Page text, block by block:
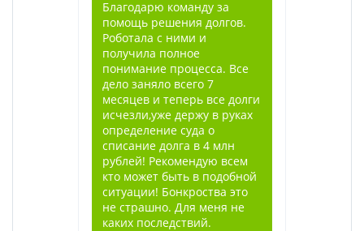
Благодарю команду за
помощь решения долгов.
Роботала с ними и
получила полное
понимание процесса. Все
дело заняло всего 7
месяцев и теперь все долги
исчезли,уже держу в руках
определение суда о
списание долга в 4 млн
рублей! Рекомендую всем
кто может быть в подобной
ситуации! Бонкроства это
не страшно. Для меня не
каких последствий.